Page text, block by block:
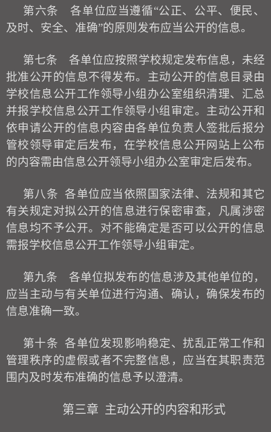
第六条 各单位应当遵循“公正、公平、便民、
及时、安全、准确”的原则发布应当公开的信息。
第七条 各单位应按照学校规定发布信息，未经
批准公开的信息不得发布。主动公开的信息目录由
学校信息公开工作领导小组办公室组织清理、汇总
并报学校信息公开工作领导小组审定。主动公开和
依申请公开的信息内容由各单位负责人签批后报分
管校领导审定后发布，在学校信息公开网站上公布
的内容需由信息公开领导小组办公室审定后发布。
第八条 各单位应当依照 国家法律、 法规和其它
有关规定对拟公开的信息进行保密审查，凡属涉密
信息均不予公开。对不能确定是否可以公开的信息
需报学校信息公开工作领导小组审定。
第九条 各单位拟发布的信息涉及其他单位的，
应当主动与有关单位进行沟通、确认，确保发布的
信息准确一致。
第十条 各单位发现影响稳定、扰乱正常工作和
管理秩序的虚假或者不完整信息，应当在其职责范
围内及时发布准确的信息予以澄清。
第三章 主动公开的内容和形式